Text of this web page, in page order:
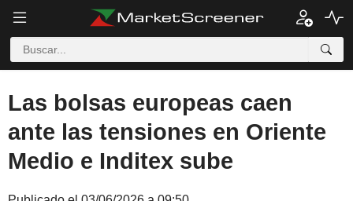
Las bolsas europeas caen
ante las tensiones en Oriente
Medio e Inditex sube